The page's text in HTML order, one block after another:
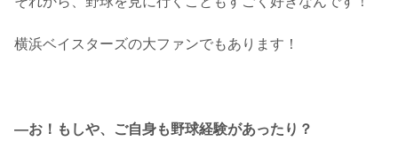
横浜ベイスターズの大ファンでもあります！
―お！もしや、ご自身も野球経験があったり？